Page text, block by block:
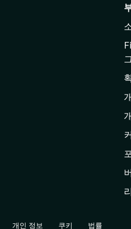
그
개인 정보 쿠키 법률